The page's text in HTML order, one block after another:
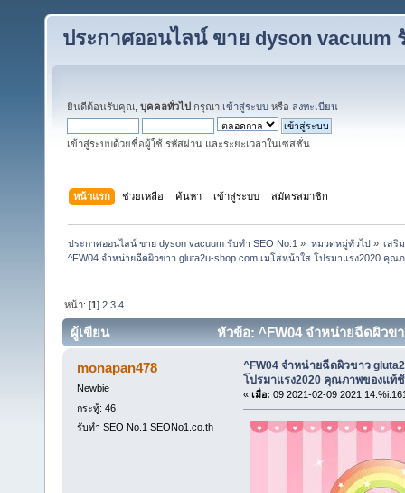
ประกาศออนไลน์ ขาย dyson vacuum
ยินดีต้อนรับคุณ, บุคคลทั่วไป กรุณา เข้าสู่ระบบ หรือ ลงทะเบียน
เข้าสู่ระบบด้วยชื่อผู้ใช้ รหัสผ่าน และระยะเวลาในเซสชั่น
หน้าแรก ช่วยเหลือ ค้นหา เข้าสู่ระบบ สมัครสมาชิก
ประกาศออนไลน์ ขาย dyson vacuum รับทำ SEO No.1 » หมวดหมู่ทั่วไป» เสริ
^FW04 จำหน่ายฉีดผิวขาว gluta2u-shop.com เมโสหน้าใส โปรมาแรง2020 คุณ
หน้า: [1]2 3 4
ผู้เขียน
หัวข้อ: ^FW04 จำหน่ายฉีดผิวข
100% (อ่าน 927 ครั้ง)
monapan478
Newbie
กระทู้: 46
รับทำ SEO No.1 SEONo1.co.th
^FW04 จำหน่ายฉีดผิวขาว
โปรมาแรง2020 คุณภาพของแท้ชั
« เมื่อ: 09 2021-02-09 2021